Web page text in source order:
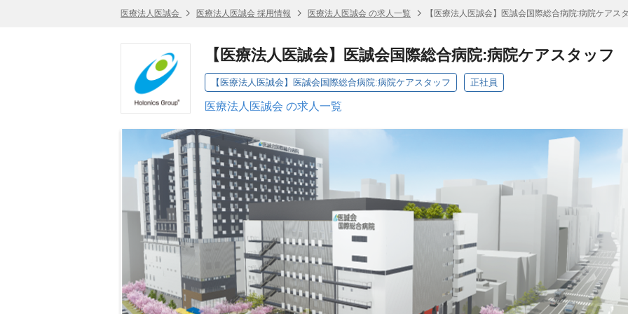
医療法人医誠会 医療法人医誠会 採用情報 医療法人医誠会 の求人一覧 【医療法人医誠会】医誠会国際総合病院:病院ケアス
【医療法人医誠会】医誠会国際総合病院:病院ケアスタッフ
【医療法人医誠会】医誠会国際総合病院:病院ケアスタッフ 正社員
医療法人医誠会 の求人一覧